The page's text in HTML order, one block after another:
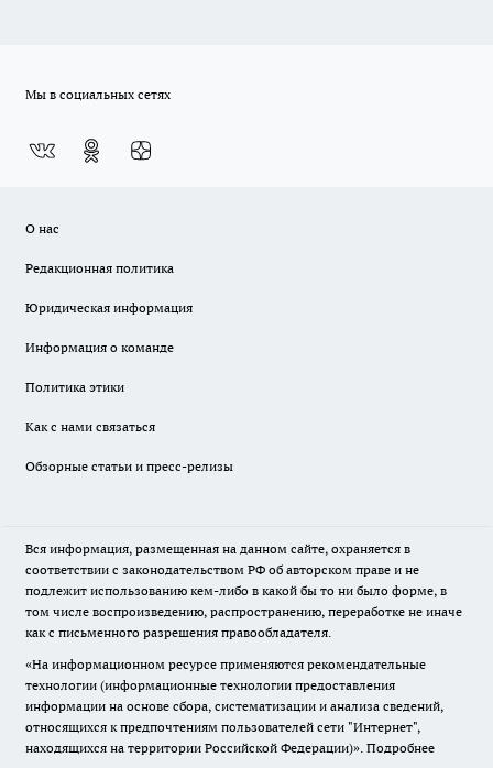
Мы в социальных сетях
О нас
Редакционная политика
Юридическая информация
Информация о команде
Политика этики
Как с нами связаться
Обзорные статьи и пресс-релизы
Вся информация, размещенная на данном сайте, охраняется в
соответствии с законодательством РФ об авторском праве и не
подлежит использованию кем-либо в какой бы то ни было форме, в
том числе воспроизведению, распространению, переработке не иначе
как с письменного разрешения правообладателя.
«На информационном ресурсе применяются рекомендательные
технологии (информационные технологии предоставления
информации на основе сбора, систематизации и анализа сведений,
относящихся к предпочтениям пользователей сети "Интернет",
находящихся на территории Российской Федерации)». Подробнее